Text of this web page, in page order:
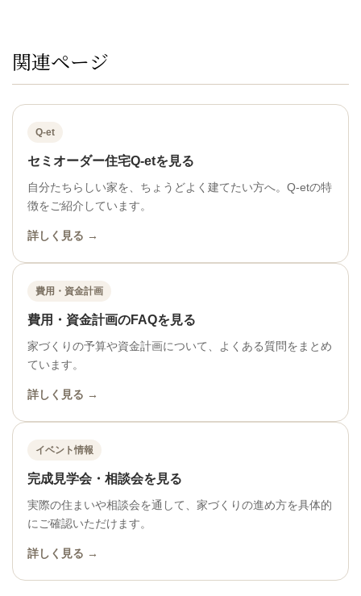
関連ページ
Q-et
セミオーダー住宅Q-etを見る
自分たちらしい家を、ちょうどよく建てたい方へ。Q-etの特
徴をご紹介しています。
詳しく見る →
費用・資金計画
費用・資金計画のFAQを見る
家づくりの予算や資金計画について、よくある質問をまとめ
ています。
詳しく見る →
イベント情報
完成見学会・相談会を見る
実際の住まいや相談会を通して、家づくりの進め方を具体的
にご確認いただけます。
詳しく見る →